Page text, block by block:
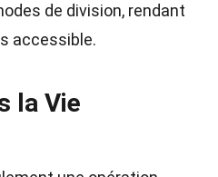
de division, rendant
accessible.
la Vie